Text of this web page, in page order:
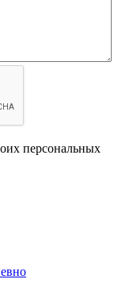
персональных